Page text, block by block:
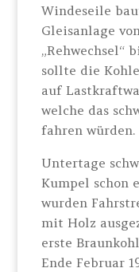
Windeseile
Gleisanlage
„Rehwechsel“
sollte die
auf
welche das
fahren würden.
Untertage
Kumpel schon
wurden
mit Holz
erste
Ende Februar